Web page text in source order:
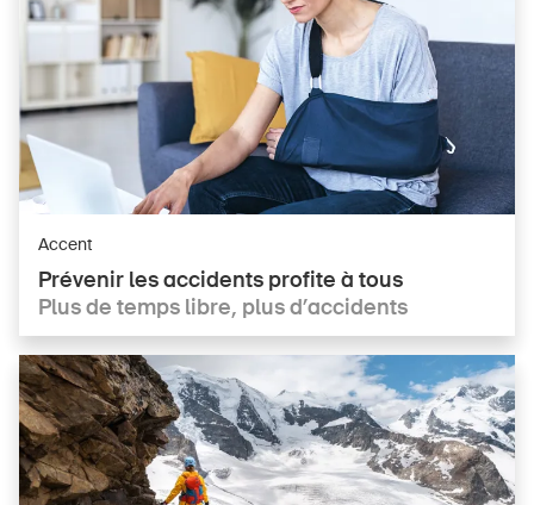
Prévenir les accidents profite à tous
Plus de temps libre, plus d’accidents
Accent